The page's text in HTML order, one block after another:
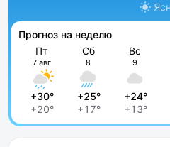
Прогноз на неделю
Пт
7 авг
+30°
+20°
Сб
8
+25°
+17°
Вс
9
+24°
+13°